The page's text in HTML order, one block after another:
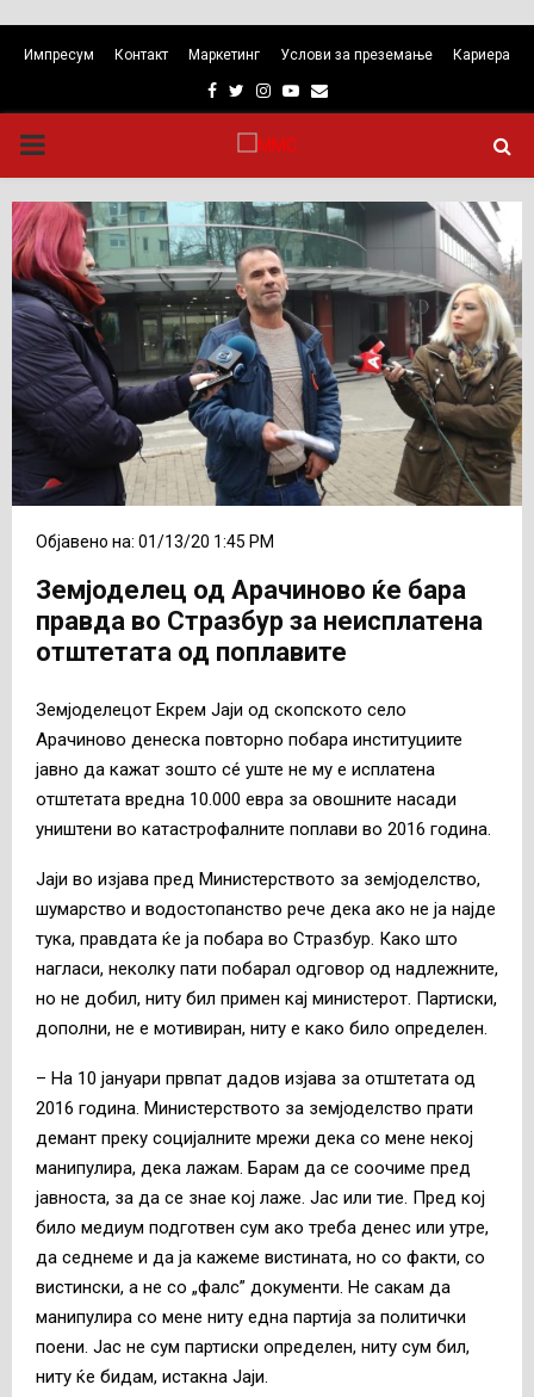
Импресум Контакт Маркетинг Услови за преземање Кариера
Facebook
TwitterInstagram
Youtube
Email
PRIMARY
MENU
Објавено на: 01/13/20 1:45 PM
Земјоделец од Арачиново ќе бара
правда во Стразбур за неисплатена
отштетата од поплавите
Земјоделецот Екрем Јаји од скопското село
Арачиново денеска повторно побара институциите
јавно да кажат зошто сé уште не му е исплатена
отштетата вредна 10.000 евра за овошните насади
уништени во катастрофалните поплави во 2016 година.
Јаји во изјава пред Министерството за земјоделство,
шумарство и водостопанство рече дека ако не ја најде
тука, правдата ќе ја побара во Стразбур. Како што
нагласи, неколку пати побарал одговор од надлежните,
но не добил, ниту бил примен кај министерот. Партиски,
дополни, не е мотивиран, ниту е како било определен.
– На 10 јануари првпат дадов изјава за отштетата од
2016 година. Министерството за земјоделство прати
демант преку социјалните мрежи дека со мене некој
манипулира, дека лажам. Барам да се соочиме пред
јавноста, за да се знае кој лаже. Јас или тие. Пред кој
било медиум подготвен сум ако треба денес или утре,
да седнеме и да ја кажеме вистината, но со факти, со
вистински, а не со „фалс” документи. Не сакам да
манипулира со мене ниту една партија за политички
поени. Јас не сум партиски определен, ниту сум бил,
ниту ќе бидам, истакна Јаји.